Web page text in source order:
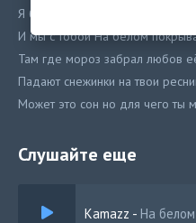
Я бы тебя забрал и вывел за
И мы с тобой На белом
Там где мороз забрал любов
Падают снежинки на твои
Может это сон но для чего ты
Слушайте еще
Kamazz - На белом